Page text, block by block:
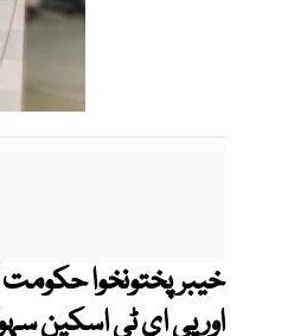
خیبرپختونخوا
اور پی ای ٹی اسکین